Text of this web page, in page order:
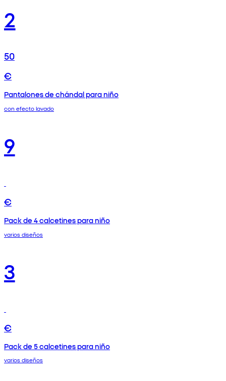
2
50
€
Pantalones de chándal para niño
con efecto lavado
9
€
Pack de 4 calcetines para niño
varios diseños
3
€
Pack de 5 calcetines para niño
varios diseños